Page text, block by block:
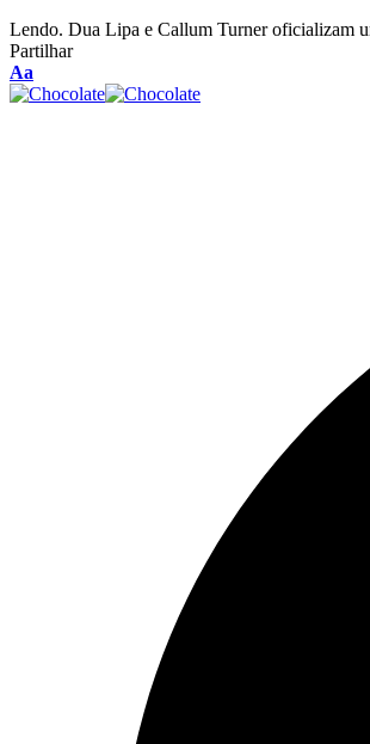
Lendo. Dua Lipa e Callum Turner oficializam
Partilhar
Aa